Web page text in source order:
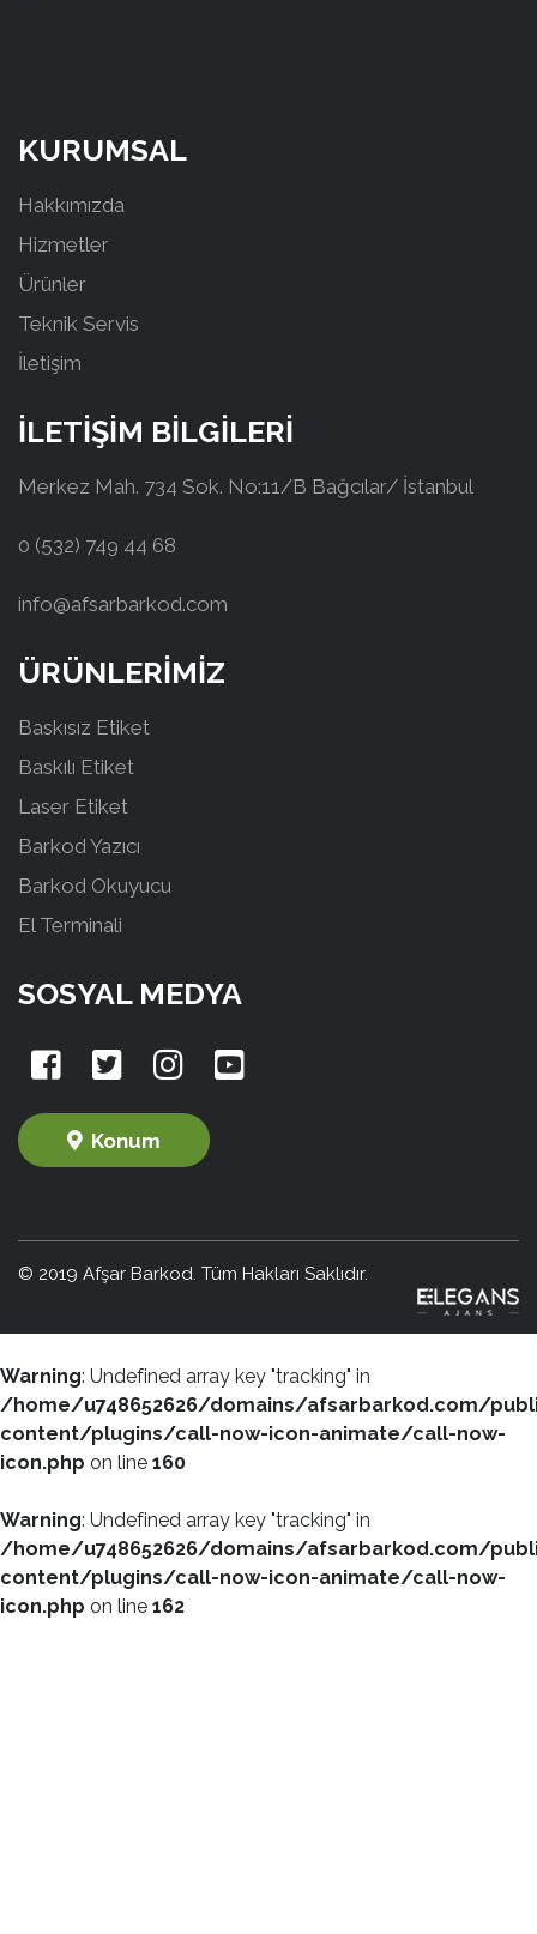
KURUMSAL
Hakkımızda
Hizmetler
Ürünler
Teknik Servis
İletişim
İLETİŞİM BİLGİLERİ
Merkez Mah. 734 Sok. No:11/B Bağcılar/ İstanbul
0 (532) 749 44 68
info@afsarbarkod.com
ÜRÜNLERİMİZ
Baskısız Etiket
Baskılı Etiket
Laser Etiket
Barkod Yazıcı
Barkod Okuyucu
El Terminali
SOSYAL MEDYA
Konum
© 2019 Afşar Barkod. Tüm Hakları Saklıdır.
Warning: Undefined array key "tracking" in
/home/u748652626/domains/afsarbarkod.com/
content/plugins/call-now-icon-animate/call-now-
icon.php on line 160
Warning: Undefined array key "tracking" in
/home/u748652626/domains/afsarbarkod.com/
content/plugins/call-now-icon-animate/call-now-
icon.php on line 162